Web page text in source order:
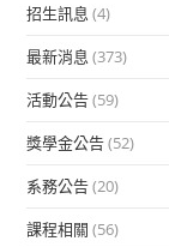
招生訊息 (4)
最新消息 (373)
活動公告(59)
獎學金公告(52)
系務公告(20)
課程相關 (56)